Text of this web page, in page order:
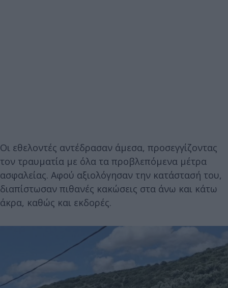
Οι εθελοντές αντέδρασαν άμεσα, προσεγγίζοντας
τον τραυματία με όλα τα προβλεπόμενα μέτρα
ασφαλείας. Αφού αξιολόγησαν την κατάστασή του,
διαπίστωσαν πιθανές κακώσεις στα άνω και κάτω
άκρα, καθώς και εκδορές.